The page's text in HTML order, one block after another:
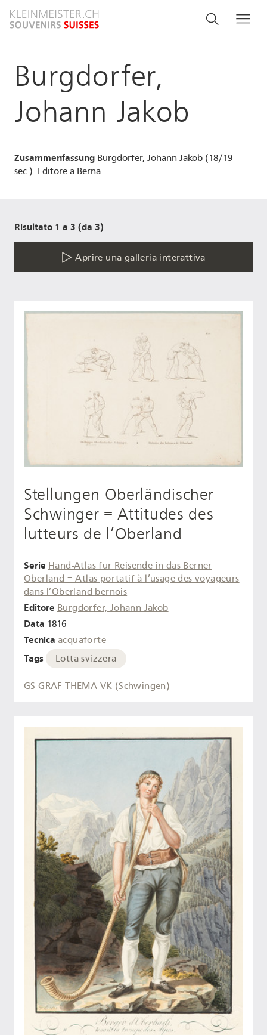
Search
Cerca
Burgdorfer,
Johann Jakob
Zusammenfassung Burgdorfer, Johann Jakob (18/19
sec.). Editore a Berna
Risultato 1 a 3 (da 3)
Aprire una galleria interattiva
Stellungen Oberländischer
Schwinger = Attitudes des
lutteurs de l’Oberland
Serie Hand-Atlas für Reisende in das Berner
Oberland = Atlas portatif à l’usage des voyageurs
dans l’Oberland bernois
Editore Burgdorfer, Johann Jakob
Data 1816
Tecnica acquaforte
Tags Lotta svizzera
GS-GRAF-THEMA-VK (Schwingen)